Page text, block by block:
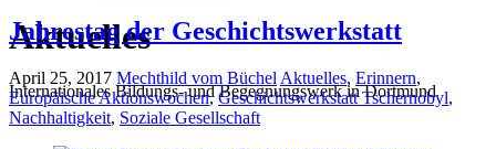
Aktuelles
Internationales Bildungs- und Begegnungswerk in Dortmund
Jahrestag der Geschichtswerkstatt
April 25, 2017 Mechthild vom Büchel Aktuelles, Erinnern,
Europäische Aktionswochen,Geschichtswerkstatt Tschernobyl,
Nachhaltigkeit, Soziale Gesellschaft